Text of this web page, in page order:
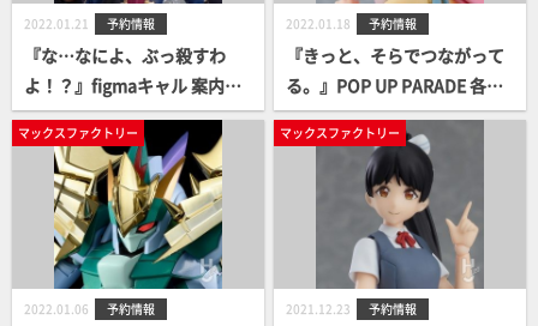
2022.01.21 予約情報
『な…なによ、ぶっ殺すわ
よ！？』figmaキャル 案内開
始！
2022.01.18 予約情報
『きっと、そらでつながって
る。』POP UP PARADE 各務
原なでしこ 案内開始！
マックスファクトリー
2022.01.06 予約情報
マックスファクトリー
2021.12.23 予約情報